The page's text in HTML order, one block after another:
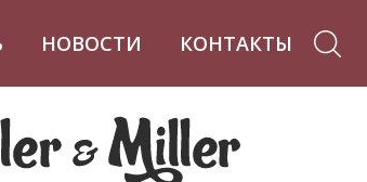
НОВОСТИ КОНТАКТЫ